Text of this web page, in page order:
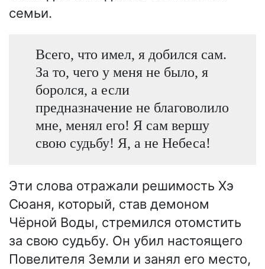
семьи.
Всего, что имел, я добился сам.
За то, чего у меня не было, я
боролся, а если
предназначение не благоволило
мне, менял его! Я сам вершу
свою судьбу! Я, а не Небеса!
Эти слова отражали решимость Хэ
Сюаня, который, став демоном
Чёрной Воды, стремился отомстить
за свою судьбу. Он убил настоящего
Повелителя Земли и занял его место,